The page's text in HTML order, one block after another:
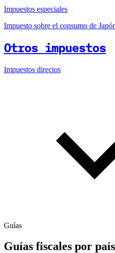
Impuestos especiales
Impuesto sobre el consumo de
Otros impuestos
Impuestos directos
Guías
Guías fiscales por país